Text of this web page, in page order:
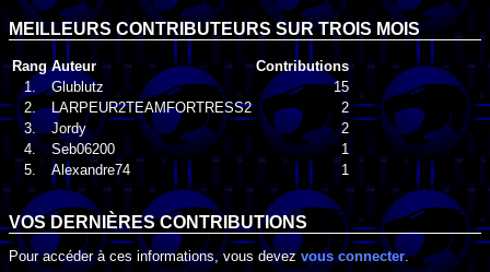
MEILLEURS CONTRIBUTEURS SUR TROIS MOIS
Rang Auteur
Contributions
1.
Glublutz
15
2.
LARPEUR2TEAMFORTRESS2
2
3.
Jordy
2
4.
Seb06200
1
5.
Alexandre74 1
VOS DERNIÈRES CONTRIBUTIONS
Pour accéder à ces informations, vous devezvous connecter.